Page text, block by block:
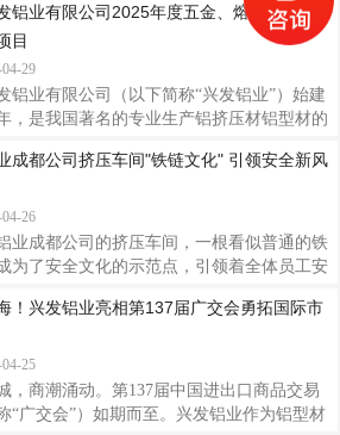
础。实地考察交流 携手同行共赢越南经销商
铝业工作人员的带领下，前往总部厂区内各
间进行实地考察，现场观摩了解铝型
立以来，历经四十余载风雨兼程，从一家名
的铝型材厂崛起成为行业领军者，更以技术
质坚守、数智生产和全球化视野，打造出兼
杆意义与品牌特色的企业形象。一、品质坚
品牌基石在兴发铝业的品牌文化体系
价值观贯穿始终，产品理念强调“苛求细
控制”，通过建立国家认可实验室、实施现
铝业有限公司2025年度五金、熔辅、包材、
目
29
铝业有限公司（以下简称“兴发铝业”）始建
，是我国著名的专业生产铝挤压材铝型材的
）、江西宜春、四川成都、河南沁阳、浙江
，海外澳洲基地接近完成建设，越南基地正
。2011年，广新控股集团（2023年及2024年
世界500强）入股兴发，开创中国铝型材行
民营混合所有制之先河，从强化党建引领、
业文化和全体员工精神面貌方方面面都焕然
发铝业迎来了良性扩张。近年来，兴发
成都公司挤压车间"铁链文化" 引领安全新风
26
业成都公司的挤压车间，一根看似普通的铁
为了安全文化的示范点，引领着全体员工安
惯到全员参与，“铁链文化”的实践与深化，
了公司的安全底色，更成为保障员工生命安
防线。（图为14#厂房送模平台送模口区域
链安全文化的起源与示范物理防线的诞生为
平台区域的意外坠落风险，14#厂房率先在
！兴发铝业亮相第137届广交会勇拓国际市
25
，商潮涌动。第137届中国进出口商品交易
“广交会”）如期而至。兴发铝业作为铝型材